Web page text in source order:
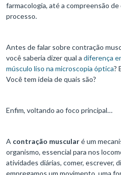
farmacologia, até a compreensão
processo.
Antes de falar sobre contração
você saberia dizer qual a diferença
músculo liso na microscopia óptica?
Você tem ideia de quais são?
Enfim, voltando ao foco principal…
A contração muscularé um
organismo, essencial para nos
atividades diárias, comer, escrever,